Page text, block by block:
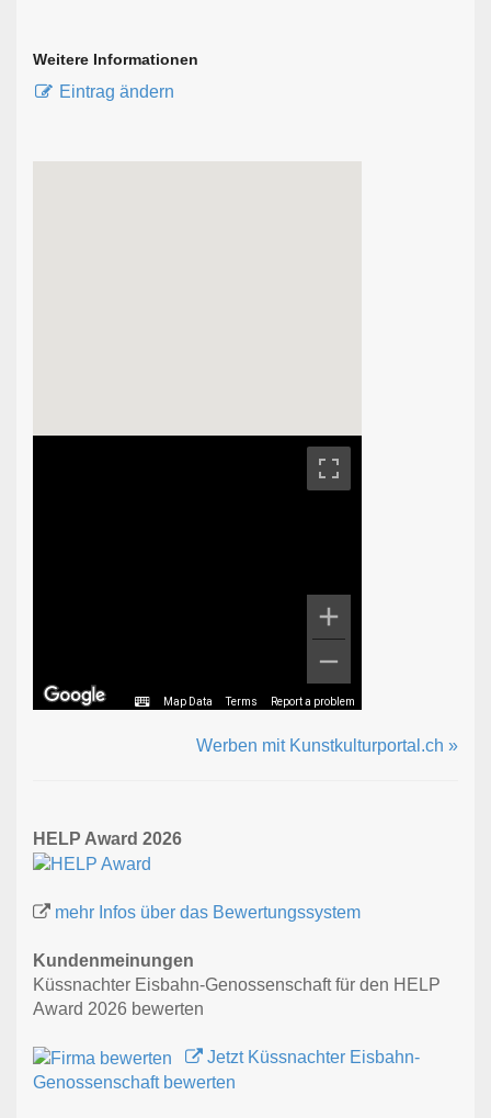
Weitere Informationen
Eintrag ändern
Map Data Terms Report a problem
Werben mit Kunstkulturportal.ch »
HELP Award 2026
mehr Infos über das Bewertungssystem
Kundenmeinungen
Küssnachter Eisbahn-Genossenschaft für den HELP
Award 2026 bewerten
Jetzt Küssnachter Eisbahn-
Genossenschaft bewerten